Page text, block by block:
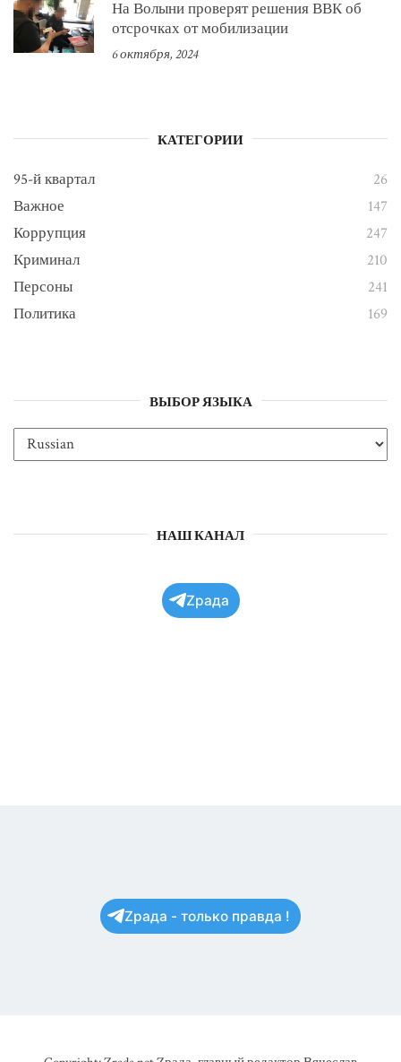
На Волыни проверят решения ВВК об
отсрочках от мобилизации
6 октября, 2024
КАТЕГОРИИ
95-й квартал
26
Важное
147
Коррупция
247
Криминал
210
Персоны
241
Политика
169
ВЫБОР ЯЗЫКА
НАШ КАНАЛ
Zрада
Zрада - только правда !